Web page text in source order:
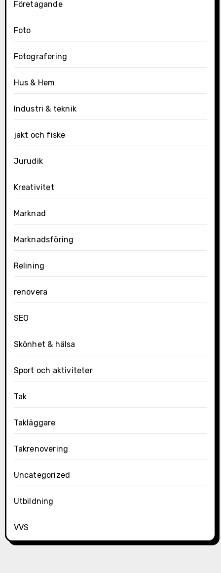
Företagande
Foto
Fotografering
Hus & Hem
Industri & teknik
jakt och fiske
Jurudik
Kreativitet
Marknad
Marknadsföring
Relining
renovera
SEO
Skönhet & hälsa
Sport och aktiviteter
Tak
Takläggare
Takrenovering
Uncategorized
Utbildning
VVS